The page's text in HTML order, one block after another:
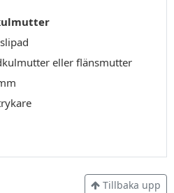
eller flänsmutter
Tillbaka upp